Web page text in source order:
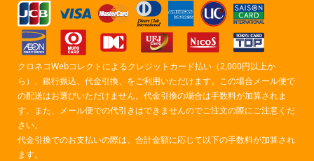
クロネコWebコレクトによるクレジットカード払い（2,000円以上か
ら）、銀行振込、代金引換、をご利用いただけます。この場合メール便で
の配送はお選びいただけません。代金引換の場合は手数料が加算されま
す。また、メール便での代引きはできませんのでご注文の際にご注意くだ
さい。
代金引換でのお支払いの際は、合計金額に応じて以下の手数料が加算され
ます。